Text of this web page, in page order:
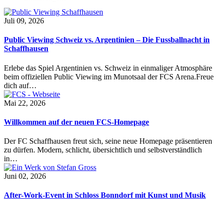
Juli 09, 2026
Public Viewing Schweiz vs. Argentinien – Die Fussballnacht in
Schaffhausen
Erlebe das Spiel Argentinien vs. Schweiz in einmaliger Atmosphäre
beim offiziellen Public Viewing im Munotsaal der FCS Arena.Freue
dich auf…
Mai 22, 2026
Willkommen auf der neuen FCS-Homepage
Der FC Schaffhausen freut sich, seine neue Homepage präsentieren
zu dürfen. Modern, schlicht, übersichtlich und selbstverständlich
in…
Juni 02, 2026
After-Work-Event in Schloss Bonndorf mit Kunst und Musik